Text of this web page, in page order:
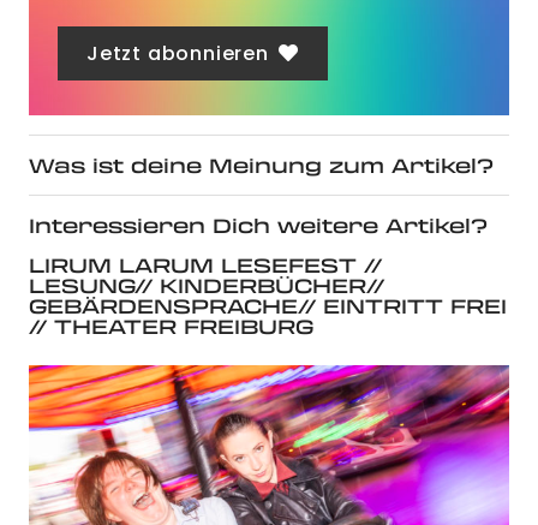
Jetzt abonnieren
Was ist deine Meinung zum Artikel?
Interessieren Dich weitere Artikel?
LIRUM LARUM LESEFEST //
LESUNG// KINDERBÜCHER//
GEBÄRDENSPRACHE// EINTRITT FREI
// THEATER FREIBURG